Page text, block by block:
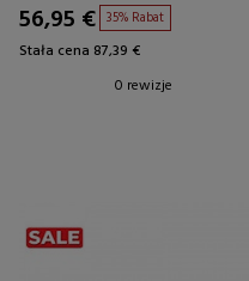
56,95 € 35% Rabat
Stała cena 87,39 €
0 rewizje